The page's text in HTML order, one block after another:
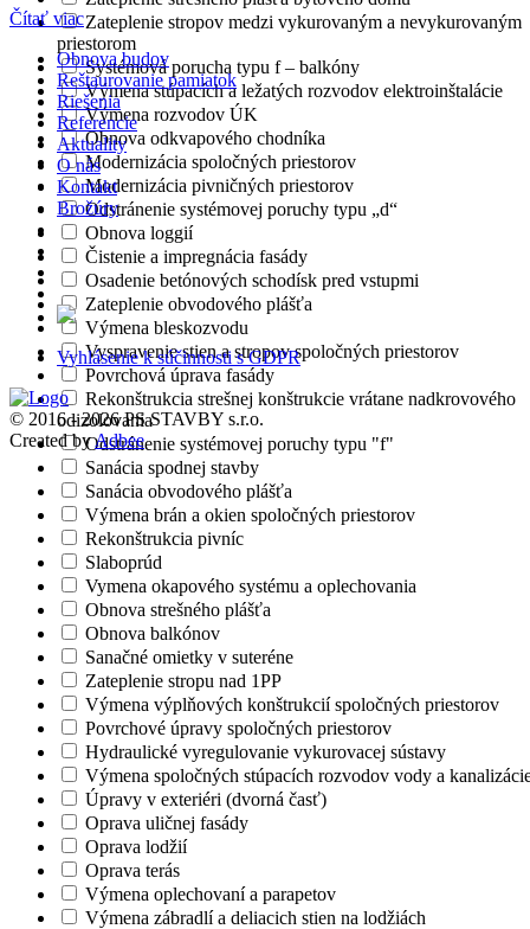
Zateplenie stropov medzi vykurovaným a nevykurovaným
priestorom
Systémová porucha typu f – balkóny
Výmena stúpacích a ležatých rozvodov elektroinštalácie
Výmena rozvodov ÚK
Obnova odkvapového chodníka
Modernizácia spoločných priestorov
Modernizácia pivničných priestorov
Odstránenie systémovej poruchy typu „d“
Obnova loggií
Čistenie a impregnácia fasády
Osadenie betónových schodísk pred vstupmi
Zateplenie obvodového plášťa
Výmena bleskozvodu
Vyspravenie stien a stropov spoločných priestorov
Povrchová úprava fasády
Rekonštrukcia strešnej konštrukcie vrátane nadkrovového
odizolovania
Odstránenie systémovej poruchy typu "f"
Sanácia spodnej stavby
Sanácia obvodového plášťa
Výmena brán a okien spoločných priestorov
Rekonštrukcia pivníc
Slaboprúd
Vymena okapového systému a oplechovania
Obnova strešného plášťa
Obnova balkónov
Sanačné omietky v suteréne
Zateplenie stropu nad 1PP
Výmena výplňových konštrukcií spoločných priestorov
Povrchové úpravy spoločných priestorov
Hydraulické vyregulovanie vykurovacej sústavy
Výmena spoločných stúpacích rozvodov vody a
Úpravy v exteriéri (dvorná časť)
Oprava uličnej fasády
Oprava lodžií
Oprava terás
Výmena oplechovaní a parapetov
Výmena zábradlí a deliacich stien na lodžiách
Čítať viac
Obnova budov
Reštaurovanie pamiatok
Riešenia
Referencie
Aktuality
O nás
Kontakt
Brožúry
Vyhlásenie k súčinnosti s GDPR
© 2016 - 2026 PS STAVBY s.r.o.
Created byAdbee